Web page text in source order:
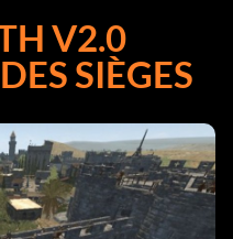
V2.0
SIÈGES